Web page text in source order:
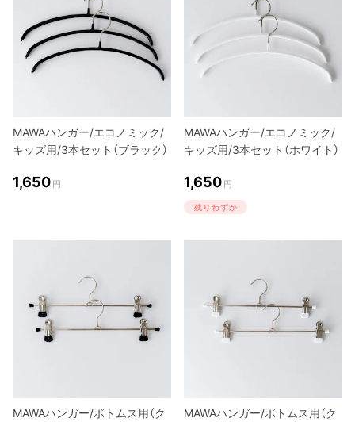
MAWAハンガー/エコノミック/
キッズ用/3本セット（ブラック）
1,650 円
MAWAハンガー/エコノミック/
キッズ用/3本セット（ホワイト）
1,650 円
残りわずか
MAWAハンガー/ボトムス用（ク
MAWAハンガー/ボトムス用（ク